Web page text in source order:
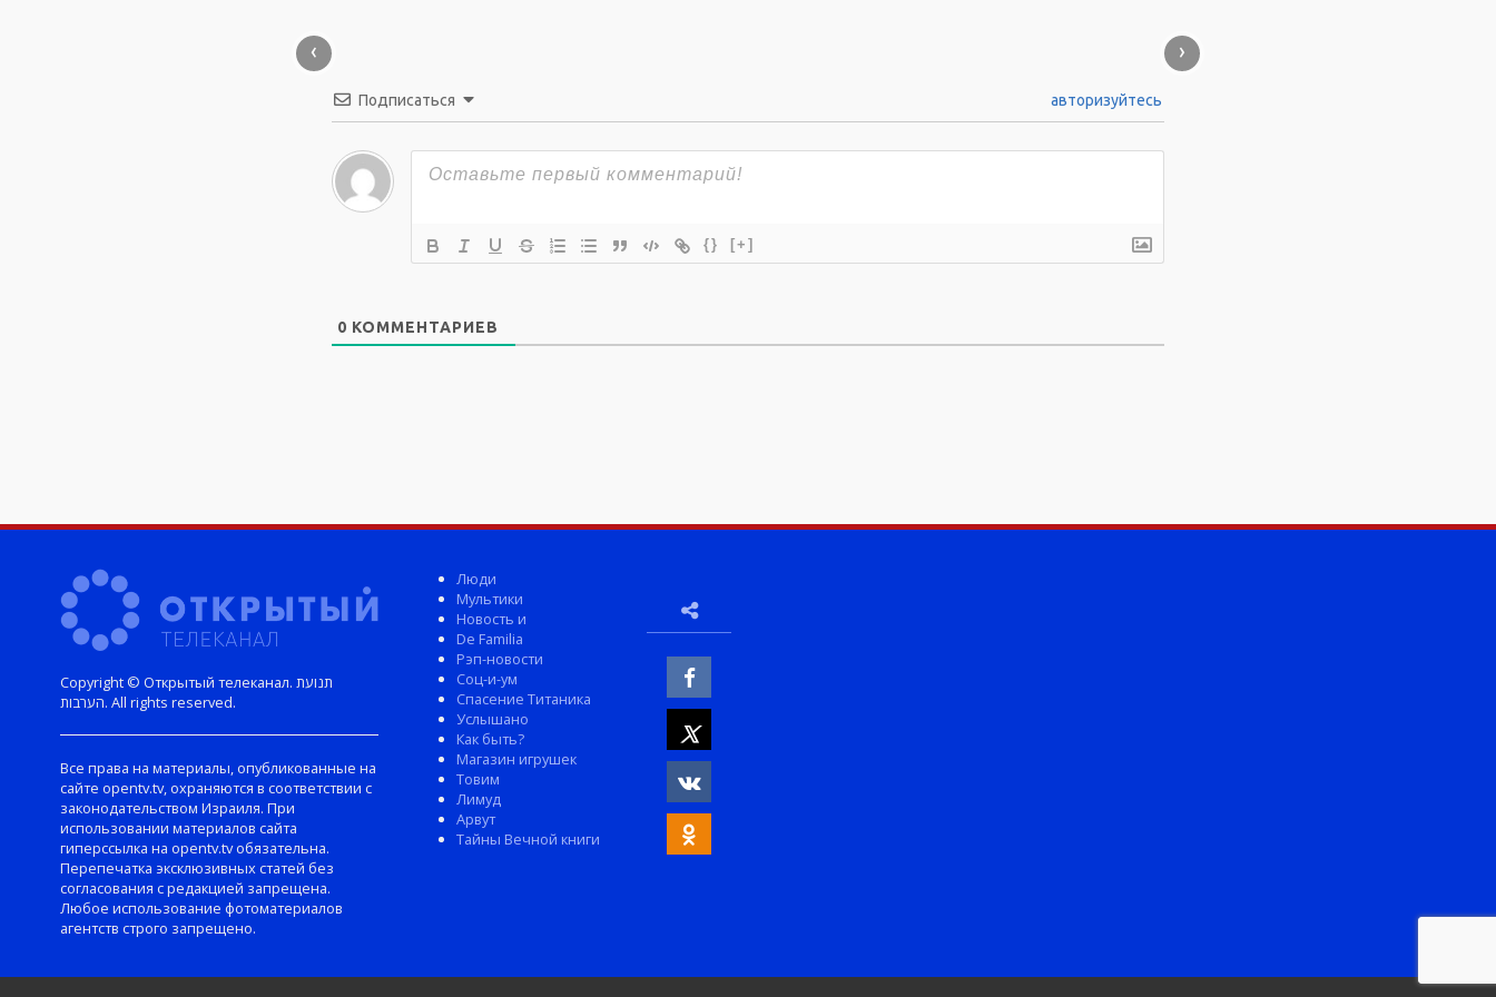
‹ ›
Подписаться авторизуйтесь
{} [+]
0 КОММЕНТАРИЕВ
Copyright © Открытый телеканал. תנועת
הערבות. All rights reserved.
Все права на материалы, опубликованные на
сайте opentv.tv, охраняются в соответствии с
законодательством Израиля. При
использовании материалов сайта
гиперссылка на opentv.tv обязательна.
Перепечатка эксклюзивных статей без
согласования с редакцией запрещена.
Любое использование фотоматериалов
агентств строго запрещено.
Люди
Мультики
Новость и
De Familia
Рэп-новости
Соц-и-ум
Спасение Титаника
Услышано
Как быть?
Магазин игрушек
Товим
Лимуд
Арвут
Тайны Вечной книги